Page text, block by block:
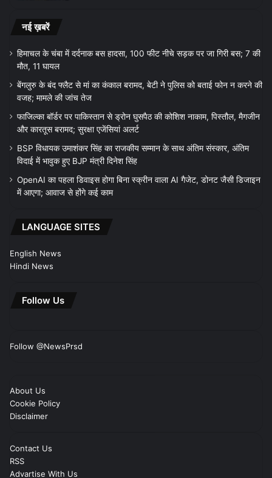
नई ख़बरें
हिमाचल के चंबा में दर्दनाक बस हादसा, 100 फीट नीचे सड़क पर जा गिरी बस; 7 की
मौत, 11 घायल
बेंगलुरु के बंद फ्लैट से मां का कंकाल बरामद, बेटी ने पुलिस को बताई फोन न करने की
वजह; मामले की जांच तेज
फाजिल्का बॉर्डर पर पाकिस्तान से ड्रोन घुसपैठ की कोशिश नाकाम, पिस्तौल, मैगजीन
और कारतूस बरामद; सुरक्षा एजेंसियां अलर्ट
BSP विधायक उमाशंकर सिंह का राजकीय सम्मान के साथ अंतिम संस्कार, अंतिम
विदाई में भावुक हुए BJP मंत्री दिनेश सिंह
OpenAI का पहला डिवाइस होगा बिना स्क्रीन वाला AI गैजेट, डोनट जैसी डिजाइन
में आएगा; आवाज से होंगे कई काम
LANGUAGE SITES
English News
Hindi News
Follow Us
Follow @NewsPrsd
About Us
Cookie Policy
Disclaimer
Contact Us
RSS
Advartise With Us